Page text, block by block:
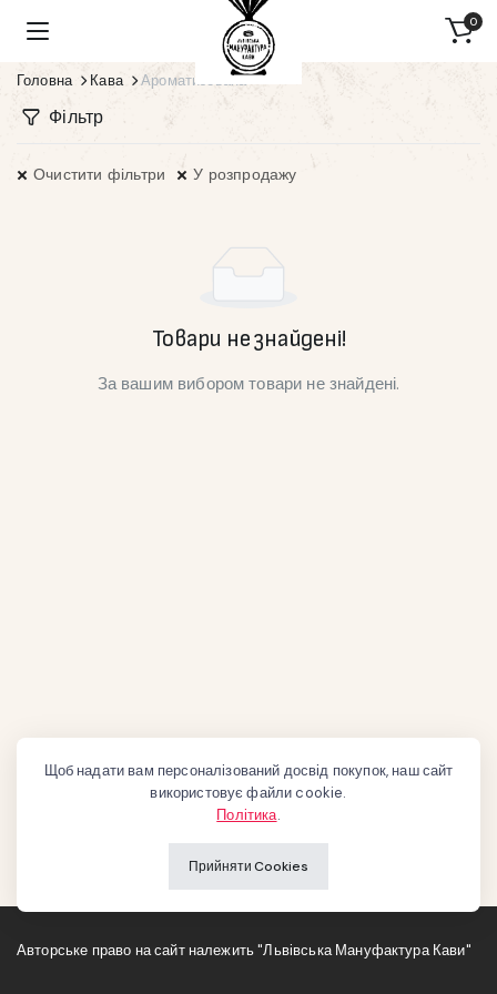
0
Головна Кава Ароматизована
Фільтр
Очистити фільтри У розпродажу
Товари не знайдені!
За вашим вибором товари не знайдені.
Авторське право на сайт належить "Львівська Мануфактура Кави"
Щоб надати вам персоналізований досвід покупок, наш сайт
використовує файли cookie.
Політика.
Прийняти Cookies